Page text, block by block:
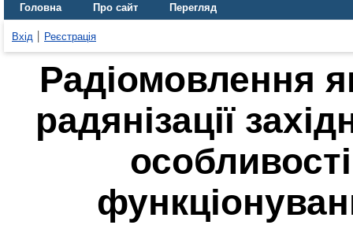
Головна Про сайт Перегляд
Вхід Реєстрація
Радіомовлення
радянізації